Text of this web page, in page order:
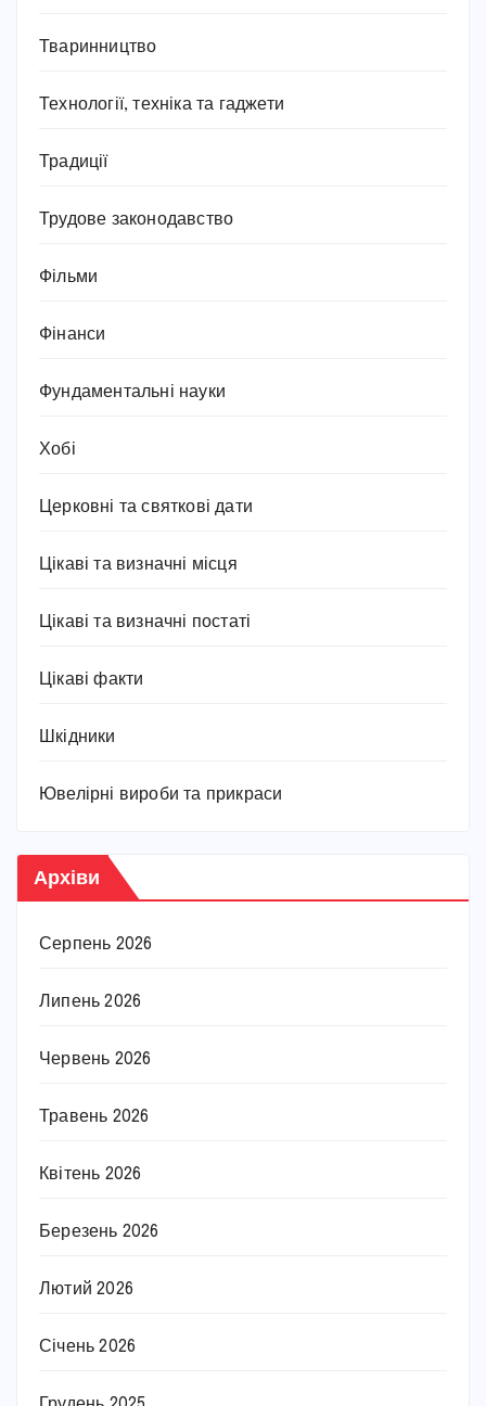
Тваринництво
Технології, техніка та гаджети
Традиції
Трудове законодавство
Фільми
Фінанси
Фундаментальні науки
Хобі
Церковні та святкові дати
Цікаві та визначні місця
Цікаві та визначні постаті
Цікаві факти
Шкідники
Ювелірні вироби та прикраси
Архіви
Серпень 2026
Липень 2026
Червень 2026
Травень 2026
Квітень 2026
Березень 2026
Лютий 2026
Січень 2026